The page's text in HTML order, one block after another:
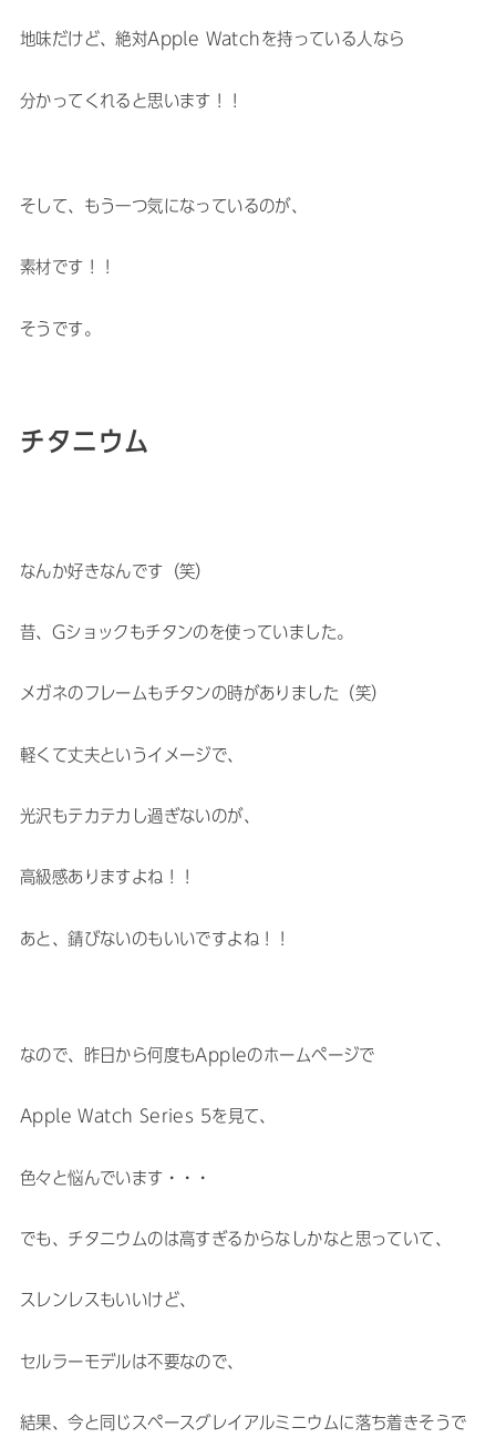
地味だけど、絶対Apple Watchを持っている人なら
分かってくれると思います！！
そして、もう一つ気になっているのが、
素材です！！
そうです。
チタニウム
なんか好きなんです（笑）
昔、Gショックもチタンのを使っていました。
メガネのフレームもチタンの時がありました（笑）
軽くて丈夫というイメージで、
光沢もテカテカし過ぎないのが、
高級感ありますよね！！
あと、錆びないのもいいですよね！！
なので、昨日から何度もAppleのホームページで
Apple Watch Series 5を見て、
色々と悩んでいます・・・
でも、チタニウムのは高すぎるからなしかなと思っていて、
スレンレスもいいけど、
セルラーモデルは不要なので、
結果、今と同じスペースグレイアルミニウムに落ち着きそうで